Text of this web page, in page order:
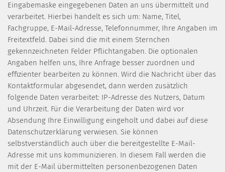
Eingabemaske eingegebenen Daten an uns übermittelt und
verarbeitet. Hierbei handelt es sich um: Name, Titel,
Fachgruppe, E-Mail-Adresse, Telefonnummer, Ihre Angaben im
Freitextfeld. Dabei sind die mit einem Sternchen
gekennzeichneten Felder Pflichtangaben. Die optionalen
Angaben helfen uns, Ihre Anfrage besser zuordnen und
effizienter bearbeiten zu können. Wird die Nachricht über das
Kontaktformular abgesendet, dann werden zusätzlich
folgende Daten verarbeitet: IP-Adresse des Nutzers, Datum
und Uhrzeit. Für die Verarbeitung der Daten wird vor
Absendung Ihre Einwilligung eingeholt und dabei auf diese
Datenschutzerklärung verwiesen. Sie können
selbstverständlich auch über die bereitgestellte E-Mail-
Adresse mit uns kommunizieren. In diesem Fall werden die
mit der E-Mail übermittelten personenbezogenen Daten